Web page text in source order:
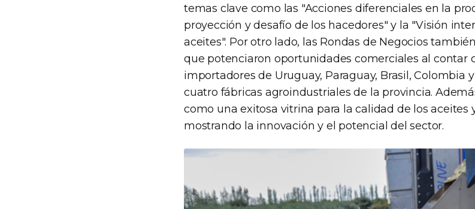
temas clave como las "Acciones diferenciales en la
proyección y desafío de los hacedores" y la "Visión
aceites". Por otro lado, las Rondas de Negocios
que potenciaron oportunidades comerciales al contar
importadores de Uruguay, Paraguay, Brasil, Colombia
cuatro fábricas agroindustriales de la provincia.
como una exitosa vitrina para la calidad de los aceites
mostrando la innovación y el potencial del sector.